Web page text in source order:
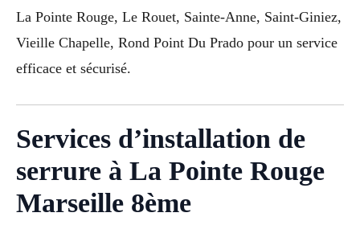
La Pointe Rouge, Le Rouet, Sainte-Anne, Saint-Giniez,
Vieille Chapelle, Rond Point Du Prado pour un service
efficace et sécurisé.
Services d’installation de
serrure à La Pointe Rouge
Marseille 8ème